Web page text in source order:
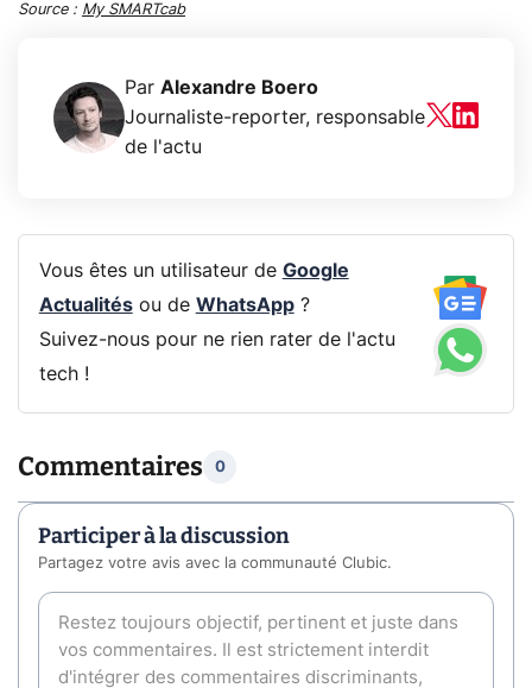
Source : My SMARTcab
Par Alexandre Boero
Journaliste-reporter, responsable
de l'actu
Vous êtes un utilisateur de Google
Actualitésou de WhatsApp?
Suivez-nous pour ne rien rater de l'actu
tech !
Commentaires 0
Participer à la discussion
Partagez votre avis avec la communauté Clubic.